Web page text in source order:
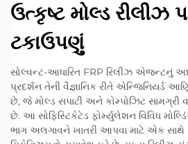
ઉત્કૃષ્ટ મોલ્ડ રીલીઝ
ટકાઉપણું
સોલ્વન્ટ-આધારિત FRP રિલીઝ એજન્ટનું
પ્રદર્શન તેની વૈજ્ઞાનિક રીતે એન્જિનિયર્ડ
છે, જે મોલ્ડ સપાટી અને કોમ્પોઝિટ
છે. આ સોફિસ્ટિકેટેડ ફોર્મ્યુલેશન વિવિધ
ભાગ અલગાવને ખાતરી આપવા માટે એક સાથે